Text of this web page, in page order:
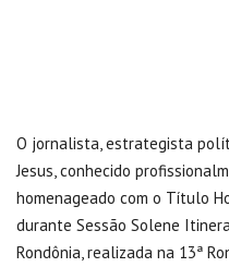
O jornalista, estrategista
Jesus, conhecido
homenageado com o Título
durante Sessão Solene
Rondônia, realizada na 13ª